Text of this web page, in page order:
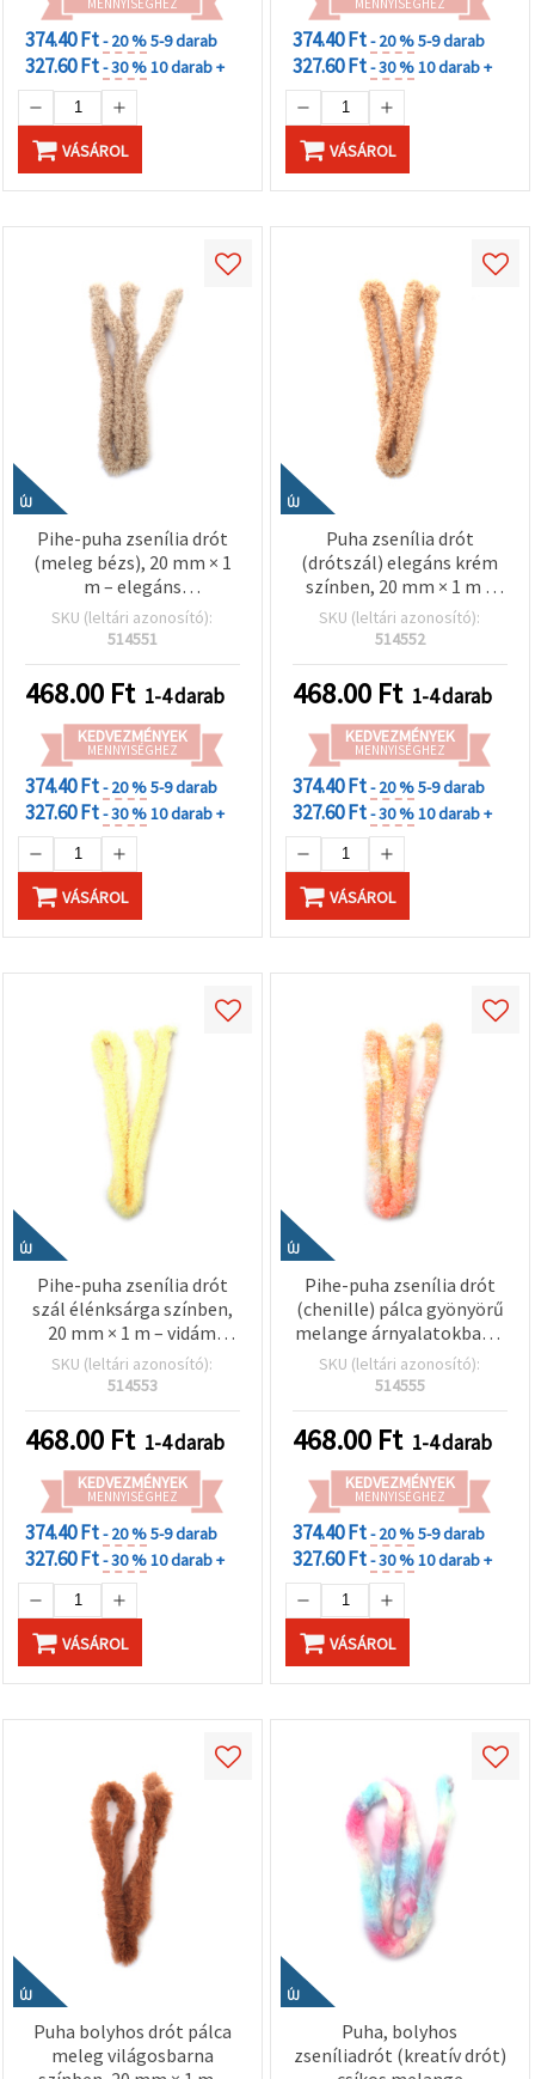
374.40 Ft- 20 %5-9 darab
327.60 Ft- 30 %10 darab +
VÁSÁROL
374.40 Ft- 20 %5-9 darab
327.60 Ft- 30 %10 darab +
VÁSÁROL
ÚJ
Pihe-puha zsenília drót
(meleg bézs), 20 mm × 1
m – elegáns
dekorációkhoz, kreatív
hobbi kézműves
projektekhez
SKU (leltári azonosító):
514551
468.00 Ft 1-4 darab
KEDVEZMÉNYEK
MENNYISÉGHEZ
374.40 Ft- 20 %5-9 darab
327.60 Ft- 30 %10 darab +
VÁSÁROL
ÚJ
Puha zsenília drót
(drótszál) elegáns krém
színben, 20 mm × 1 m –
tökéletes kreatív hobby
kézműves projektekhez
SKU (leltári azonosító):
514552
468.00 Ft 1-4 darab
KEDVEZMÉNYEK
MENNYISÉGHEZ
374.40 Ft- 20 %5-9 darab
327.60 Ft- 30 %10 darab +
VÁSÁROL
ÚJ
Pihe-puha zsenília drót
szál élénksárga színben,
20 mm × 1 m – vidám
kreatív alkotáshoz,
dekorációhoz és hobby
SKU (leltári azonosító):
514553
468.00 Ft 1-4 darab
KEDVEZMÉNYEK
MENNYISÉGHEZ
374.40 Ft- 20 %5-9 darab
327.60 Ft- 30 %10 darab +
VÁSÁROL
ÚJ
Pihe-puha zsenília drót
(chenille) pálca gyönyörű
melange árnyalatokban –
fehér, sárga és lazac, 20
mm × 1 m – vidám kreatív
dekorációkhoz és DIY
projektekhez, vegyes
színekben
SKU (leltári azonosító):
514555
468.00 Ft 1-4 darab
KEDVEZMÉNYEK
MENNYISÉGHEZ
374.40 Ft- 20 %5-9 darab
327.60 Ft- 30 %10 darab +
VÁSÁROL
ÚJ
Puha bolyhos drót pálca
meleg világosbarna
ÚJ
Puha, bolyhos
zseníliadrót (kreatív drót)